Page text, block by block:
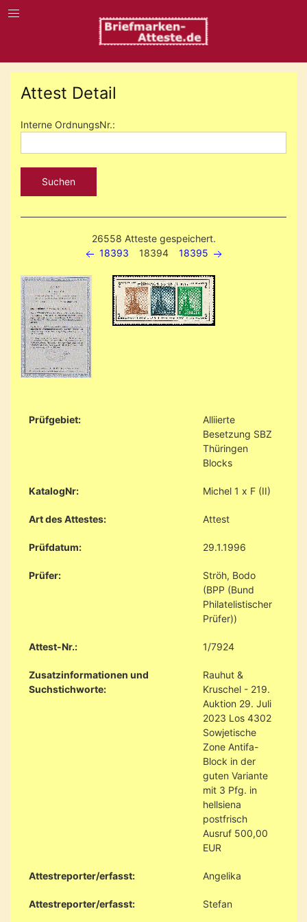
Attest Detail
Interne OrdnungsNr.:
Suchen
26558 Atteste gespeichert.
18393
18394 18395
Prüfgebiet:
Alliierte
Besetzung SBZ
Thüringen
Blocks
KatalogNr: Michel 1 x F (II)
Art des Attestes: Attest
Prüfdatum: 29.1.1996
Prüfer:
Ströh, Bodo
(BPP (Bund
Philatelistischer
Prüfer))
Attest-Nr.: 1/7924
Zusatzinformationen und
Suchstichworte:
Rauhut &
Kruschel - 219.
Auktion 29. Juli
2023 Los 4302
Sowjetische
Zone Antifa-
Block in der
guten Variante
mit 3 Pfg. in
hellsiena
postfrisch
Ausruf 500,00
EUR
Attestreporter/erfasst: Angelika
Attestreporter/erfasst: Stefan